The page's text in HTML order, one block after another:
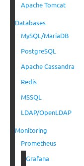
Apache Tomcat
Databases
MySQL/MariaDB
PostgreSQL
Apache Cassandra
Redis
MSSQL
LDAP/OpenLDAP
Monitoring
Prometheus
Grafana